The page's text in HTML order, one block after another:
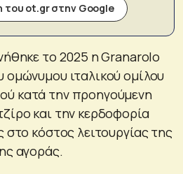
του ot.gr στην Google
το 2025 η Granarolo
ομώνυμου ιταλικού ομίλου
κατά την προηγούμενη
και την κερδοφορία
στο κόστος λειτουργίας της
αγοράς.